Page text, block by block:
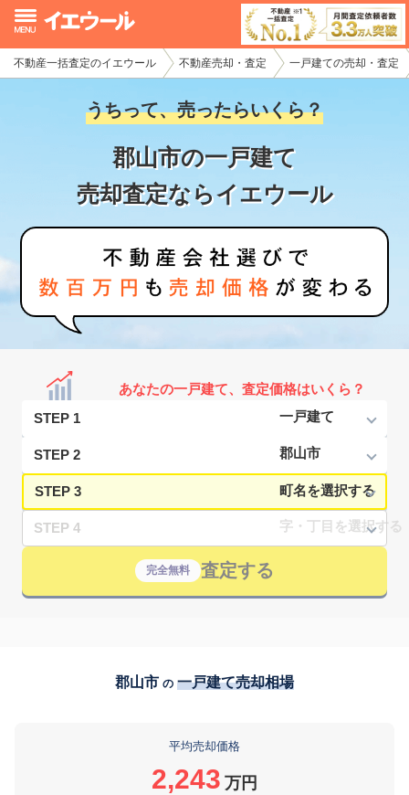
不動産一括査定のイエウール 不動産売却・査定 一戸建ての売却・査定
うちって、売ったらいくら？
郡山市の一戸建て
売却査定ならイエウール
あなたの一戸建て、査定価格はいくら？
STEP 1
STEP 2
STEP 3
STEP 4
完全無料 査定する
郡山市 の 一戸建て売却相場
平均売却価格
2,243 万円
イエウール加盟希望の不動産会社様
初めての方へ
不動産売却の流れ
不動産の売却・一括査定
家査定シミュレーター
お問い合わせ